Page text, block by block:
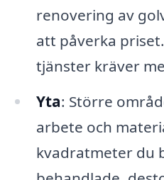
renovering av
att påverka
tjänster kräver
Yta: Större
arbete och
kvadratmeter du